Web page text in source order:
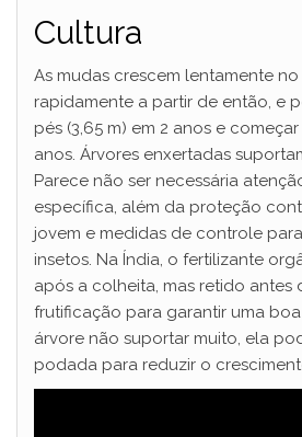
Cultura
As mudas crescem lentamente
rapidamente a partir de então, e
pés (3,65 m) em 2 anos e
anos. Árvores enxertadas
Parece não ser necessária
específica, além da proteção
jovem e medidas de controle
insetos. Na Índia, o fertilizante
após a colheita, mas retido antes
frutificação para garantir uma
árvore não suportar muito, ela
podada para reduzir o